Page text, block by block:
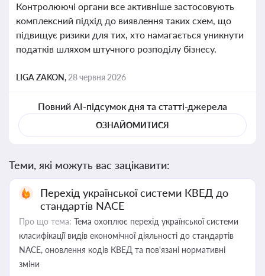
Контролюючі органи все активніше застосовують
комплексний підхід до виявлення таких схем, що
підвищує ризики для тих, хто намагається уникнути
податків шляхом штучного розподілу бізнесу.
LIGA ZAKON, 28 червня 2026
Повний AI-підсумок дня та статті-джерела
ОЗНАЙОМИТИСЯ
Теми, які можуть вас зацікавити:
Перехід української системи КВЕД до
стандартів NACE
Про що тема: Тема охоплює перехід української системи
класифікації видів економічної діяльності до стандартів
NACE, оновлення кодів КВЕД та пов'язані нормативні
зміни